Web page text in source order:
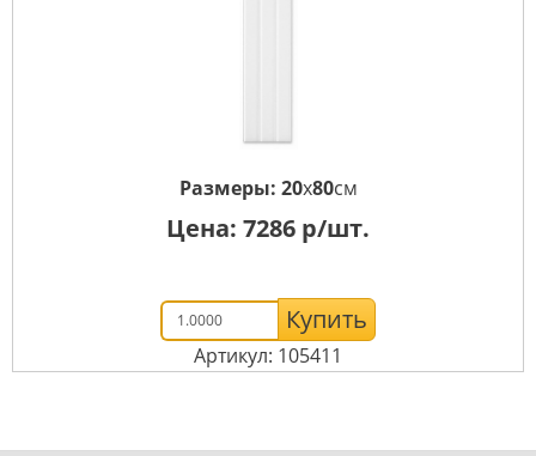
Размеры: 20x80см
Цена: 7286 р/шт.
Купить
Артикул: 105411